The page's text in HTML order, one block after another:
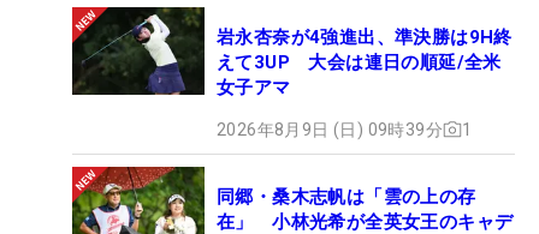
岩永杏奈が4強進出、準決勝は9H終
えて3UP 大会は連日の順延/全米
女子アマ
2026年8月9日 (日) 09時39分 1
同郷・桑木志帆は「雲の上の存
在」 小林光希が全英女王のキャデ